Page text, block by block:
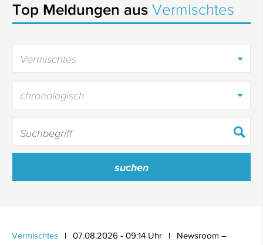
Top Meldungen aus Vermischtes
Vermischtes
chronologisch
Vermischtes 07.08.2026 - 09:14 Uhr
Newsroom –